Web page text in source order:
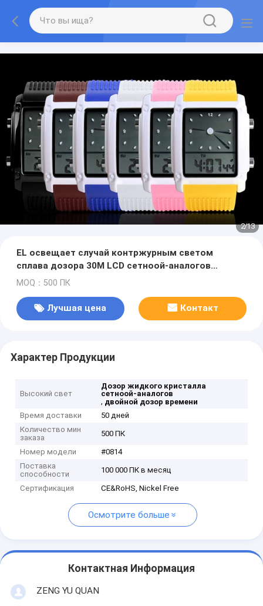
2/13
EL освещает случай контржурным светом
сплава дозора 30M LCD сетноой-аналогов
водоустойчивый черный
MOQ：500 ПК
Лучшая цена Контакт
Характер Продукции
Высокий свет
Дозор жидкого кристалла
сетноой-аналогов
, двойной дозор времени
Время доставки
50 дней
Количество мин
заказа
500 ПК
Номер модели
#0814
Поставка
способности
100 000 ПК в месяц
Сертификация CE&RoHS, Nickel Free
Осмотрите больше
Контактная Информация
ZENG YU QUAN